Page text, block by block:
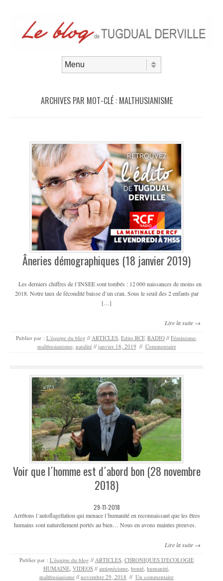
ARCHIVES PAR MOT-CLÉ : MALTHUSIANISME
Âneries démographiques (18 janvier 2019)
Les derniers chiffres de l’INSEE sont tombés : 12 000 naissances de moins en
2018. Notre taux de fécondité baisse d’un cran. Sous le seuil des 2 enfants par
[…]
Lire la suite →
Publier par : L'équipe du blog // ARTICLES Edito RCF, RADIO // Féminisme
malthusianisme, natalité // janvier 18, 2019 // Commentaire
Voir que l´homme est d´abord bon (28 novembre
2018)
29-11-2018
Arrêtons l´autoflagellation qui menace l´humanité en reconnaissant que les êtres
humains sont naturellement portés au bien… Nous en avons maintes preuves.
Lire la suite →
Publier par : L'équipe du blog // ARTICLES, CHRONIQUES D'ECOLOGIE
HUMAINE VIDEOS // antispécisme bonté humanité
malthusianisme // novembre 29, 2018 // Un commentaire